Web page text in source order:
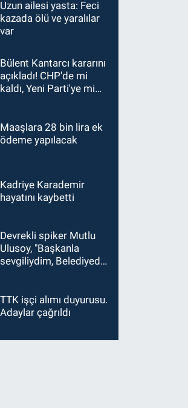
GÜNDEM
18:52Zonguldak'ta
pitbul köpek anne ve
Tedavi altındalar
GÜNDEM
18:44Zonguldak'ta
araç yayaya çarptı: Ağır
altına alındı
Uzun ailesi yasta: Feci
kazada ölü ve yaralılar
var
Bülent Kantarcı kararını
açıkladı! CHP'de mi
kaldı, Yeni Parti'ye mi
Maaşlara 28 bin lira ek
ödeme yapılacak
Kadriye Karademir
hayatını kaybetti
Devrekli spiker Mutlu
Ulusoy, "Başkanla
sevgiliydim, Belediyede
TTK işçi alımı duyurusu.
Adaylar çağrıldı